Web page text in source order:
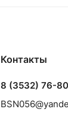
Контакты
8 (3532) 76-